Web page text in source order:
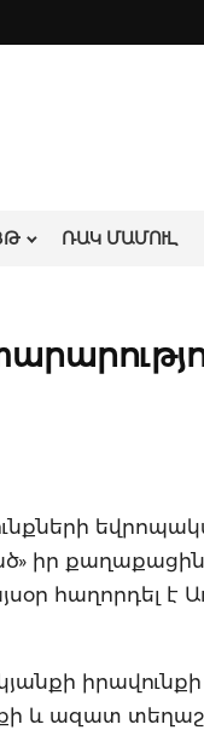
ՌԱԿ ՄԱՄՈՒԼ
իր
հաղորդել
և ազատ